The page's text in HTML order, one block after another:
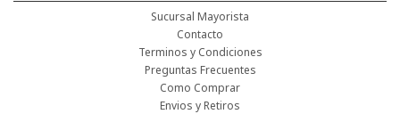
Sucursal Mayorista
Contacto
Terminos y Condiciones
Preguntas Frecuentes
Como Comprar
Envios y Retiros